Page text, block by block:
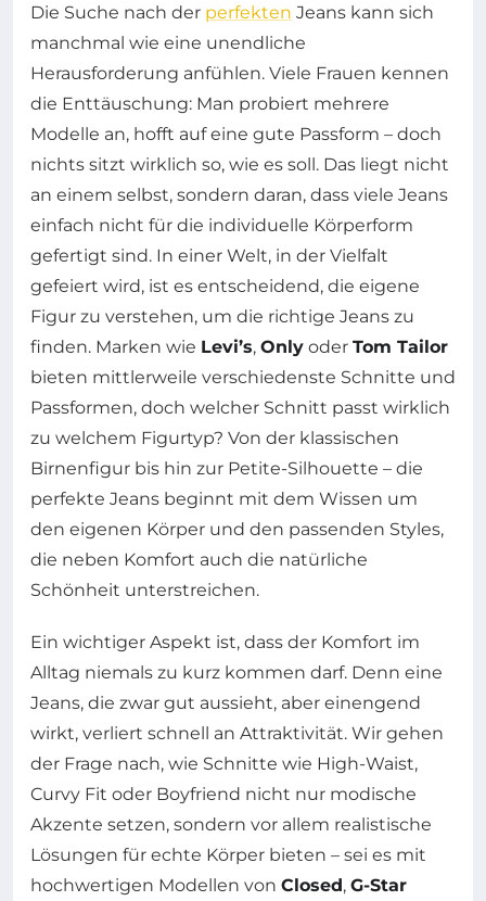
Die Suche nach der perfekten Jeans kann sich
manchmal wie eine unendliche
Herausforderung anfühlen. Viele Frauen kennen
die Enttäuschung: Man probiert mehrere
Modelle an, hofft auf eine gute Passform – doch
nichts sitzt wirklich so, wie es soll. Das liegt nicht
an einem selbst, sondern daran, dass viele Jeans
einfach nicht für die individuelle Körperform
gefertigt sind. In einer Welt, in der Vielfalt
gefeiert wird, ist es entscheidend, die eigene
Figur zu verstehen, um die richtige Jeans zu
finden. Marken wie Levi’s, Only oder Tom Tailor
bieten mittlerweile verschiedenste Schnitte und
Passformen, doch welcher Schnitt passt wirklich
zu welchem Figurtyp? Von der klassischen
Birnenfigur bis hin zur Petite-Silhouette – die
perfekte Jeans beginnt mit dem Wissen um
den eigenen Körper und den passenden Styles,
die neben Komfort auch die natürliche
Schönheit unterstreichen.
Ein wichtiger Aspekt ist, dass der Komfort im
Alltag niemals zu kurz kommen darf. Denn eine
Jeans, die zwar gut aussieht, aber einengend
wirkt, verliert schnell an Attraktivität. Wir gehen
der Frage nach, wie Schnitte wie High-Waist,
Curvy Fit oder Boyfriend nicht nur modische
Akzente setzen, sondern vor allem realistische
Lösungen für echte Körper bieten – sei es mit
hochwertigen Modellen von Closed, G-Star